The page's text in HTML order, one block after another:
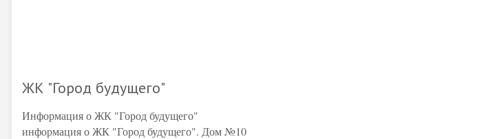
ЖК "Город будущего"
Информация о ЖК "Город будущего"
информация о ЖК "Город будущего". Дом №10